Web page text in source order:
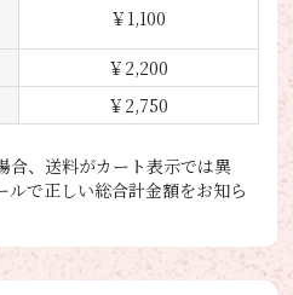
￥1,100
￥2,200
￥2,750
合、送料がカート表示では異
ルで正しい総合計金額をお知ら